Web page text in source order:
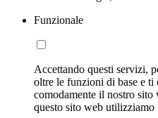
Funzionale
Accettando questi servizi,
oltre le funzioni di base e ti
comodamente il nostro sito
questo sito web